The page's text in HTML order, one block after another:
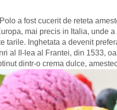
a fost cucerit de reteta
mai precis in Italia, unde
tarile. Inghetata a devenit
al II-lea al Frantei, din 1533,
dintr-o crema dulce,